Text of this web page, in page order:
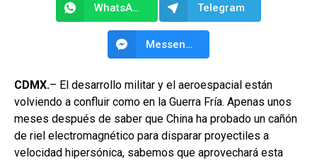
WhatsApp Telegram
Messenger
CDMX.– El desarrollo militar y el aeroespacial están
volviendo a confluir como en la Guerra Fría. Apenas unos
meses después de saber que China ha probado un cañón
de riel electromagnético para disparar proyectiles a
velocidad hipersónica, sabemos que aprovechará esta